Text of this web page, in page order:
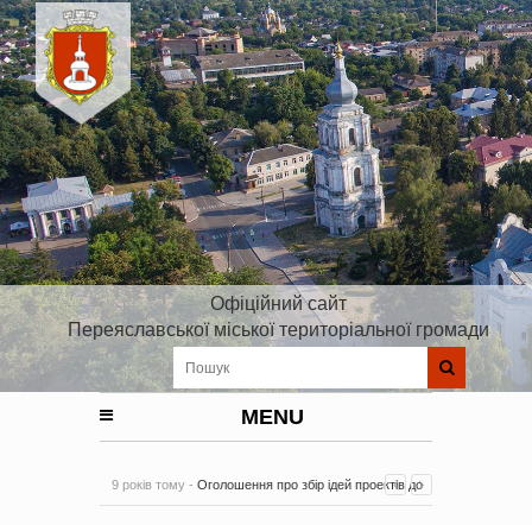
Офіційний сайт
Переяславської міської територіальної громади
MENU
9 років тому - Оголошення про збір ідей проектів до